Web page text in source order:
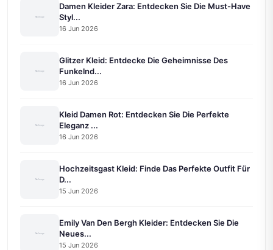
Damen Kleider Zara: Entdecken Sie Die Must-Have
Styl...
16 Jun 2026
Glitzer Kleid: Entdecke Die Geheimnisse Des
Funkelnd...
16 Jun 2026
Kleid Damen Rot: Entdecken Sie Die Perfekte
Eleganz ...
16 Jun 2026
Hochzeitsgast Kleid: Finde Das Perfekte Outfit Für
D...
15 Jun 2026
Emily Van Den Bergh Kleider: Entdecken Sie Die
Neues...
15 Jun 2026